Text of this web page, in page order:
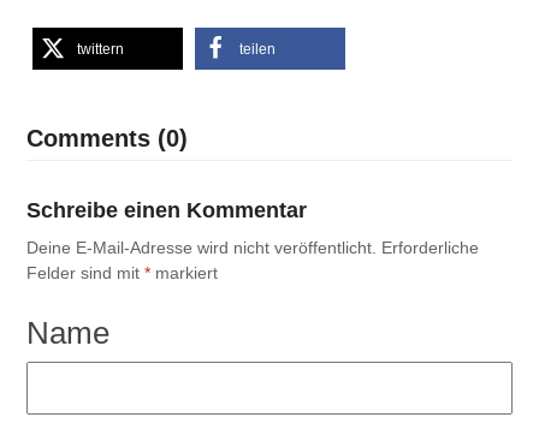
twittern teilen
Comments (0)
Schreibe einen Kommentar
Deine E-Mail-Adresse wird nicht veröffentlicht. Erforderliche
Felder sind mit* markiert
Name